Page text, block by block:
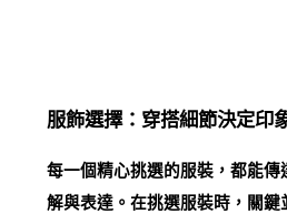
服飾選擇：穿搭細節決定印
每一個精心挑選的服裝，都能
解與表達。在挑選服裝時，關鍵